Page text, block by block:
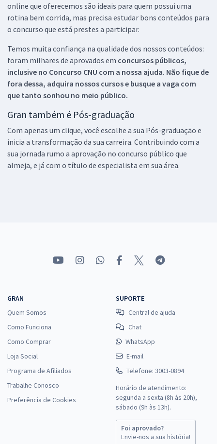
online que oferecemos são ideais para quem possui uma
rotina bem corrida, mas precisa estudar bons conteúdos para
o concurso que está prestes a participar.
Temos muita confiança na qualidade dos nossos conteúdos:
foram milhares de aprovados em concursos públicos,
inclusive no Concurso CNU com a nossa ajuda. Não fique de
fora dessa, adquira nossos cursos e busque a vaga com
que tanto sonhou no meio público.
Gran também é Pós-graduação
Com apenas um clique, você escolhe a sua Pós-graduação e
inicia a transformação da sua carreira. Contribuindo com a
sua jornada rumo a aprovação no concurso público que
almeja, e já com o título de especialista em sua área.
GRAN
Quem Somos
Como Funciona
Como Comprar
Loja Social
Programa de Afiliados
Trabalhe Conosco
Preferência de Cookies
SUPORTE
Central de ajuda
Chat
WhatsApp
E-mail
Telefone: 3003-0894
Horário de atendimento:
segunda a sexta (8h às 20h),
sábado (9h às 13h).
Foi aprovado?
Envie-nos a sua história!